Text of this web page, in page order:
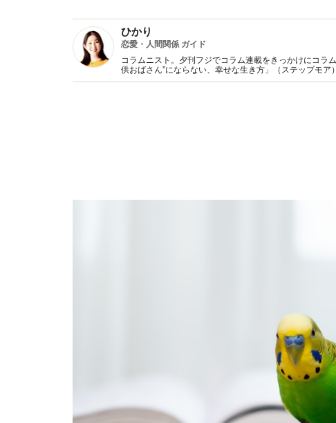
ひかり
恋愛・人間関係 ガイド
コラムニスト。夕刊フジでコラム連載をきっかけにコラ
供おばさん”にならない、幸せな生き方」（ステップモ
子」に変わる方法』（KADOKAWA/中経出版)など。